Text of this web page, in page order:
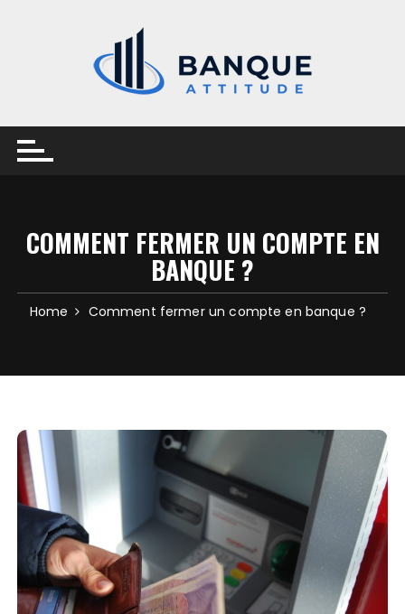
COMMENT FERMER UN COMPTE EN
BANQUE ?
Home Comment fermer un compte en banque ?